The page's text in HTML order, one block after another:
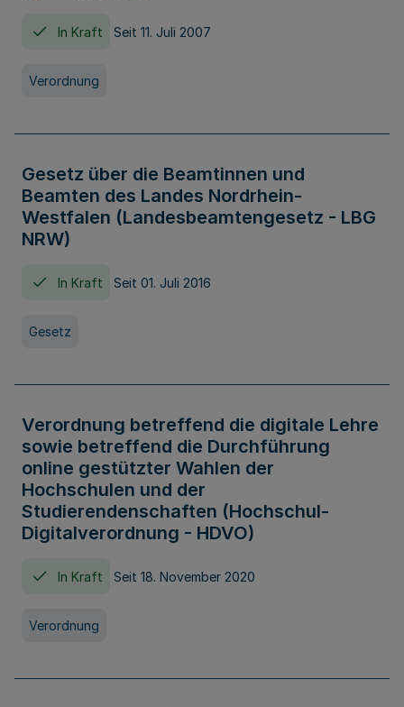
In Kraft Seit 11. Juli 2007
Verordnung
Gesetz über die Beamtinnen und
Beamten des Landes Nordrhein-
Westfalen (Landesbeamtengesetz - LBG
NRW)
In Kraft Seit 01. Juli 2016
Gesetz
Verordnung betreffend die digitale Lehre
sowie betreffend die Durchführung
online gestützter Wahlen der
Hochschulen und der
Studierendenschaften (Hochschul-
Digitalverordnung - HDVO)
In Kraft Seit 18. November 2020
Verordnung